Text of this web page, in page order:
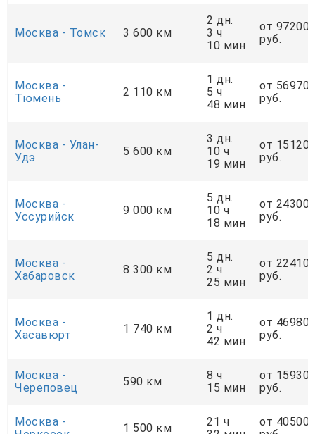
Москва - Томск 3 600 км
2 дн.
3 ч
10 мин
от 97200
руб.
Москва -
Тюмень
2 110 км
1 дн.
5 ч
48 мин
от 56970
руб.
Москва - Улан-
Удэ
5 600 км
3 дн.
10 ч
19 мин
от
руб.
Москва -
Уссурийск
9 000 км
5 дн.
10 ч
18 мин
от
руб.
Москва -
Хабаровск
8 300 км
5 дн.
2 ч
25 мин
от
руб.
Москва -
Хасавюрт
1 740 км
1 дн.
2 ч
42 мин
от 46980
руб.
Москва -
Череповец
590 км
8 ч
15 мин
от 15930
руб.
Москва -
1 500 км
21 ч
от 40500